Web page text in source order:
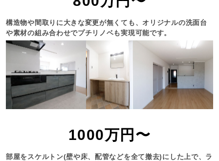
構造物や間取りに大きな変更が無くても、オリジナルの洗面台
や素材の組み合わせでプチリノベも実現可能です。
1000万円〜
部屋をスケルトン(壁や床、配管などを全て撤去)にした上で、ラ